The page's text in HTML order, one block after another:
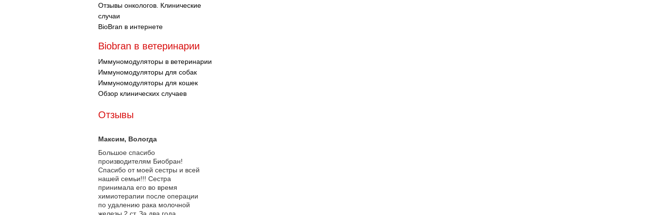
Отзывы онкологов. Клинические
случаи
BioBran в интернете
Biobran в ветеринарии
Иммуномодуляторы в ветеринарии
Иммуномодуляторы для собак
Иммуномодуляторы для кошек
Обзор клинических случаев
Отзывы
Максим, Вологда
Большое спасибо
производителям Биобран!
Спасибо от моей сестры и всей
нашей семьи!!! Сестра
принимала его во время
химиотерапии после операции
по удалению рака молочной